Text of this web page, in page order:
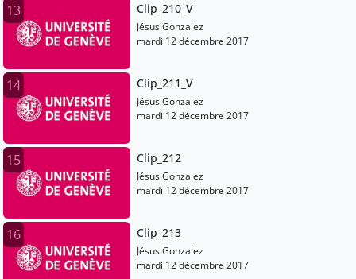
13 Clip_210_V
Jésus Gonzalez
mardi 12 décembre 2017
14 Clip_211_V
Jésus Gonzalez
mardi 12 décembre 2017
15 Clip_212
Jésus Gonzalez
mardi 12 décembre 2017
16 Clip_213
Jésus Gonzalez
mardi 12 décembre 2017